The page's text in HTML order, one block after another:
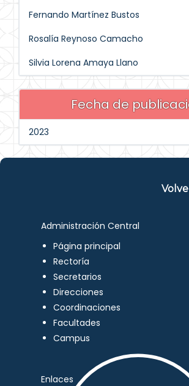
Fernando Martínez Bustos
Rosalía Reynoso Camacho
Silvia Lorena Amaya Llano
Fecha de
2023
Administración Central
Página principal
Rectoría
Secretarios
Direcciones
Coordinaciones
Facultades
Campus
Enlaces